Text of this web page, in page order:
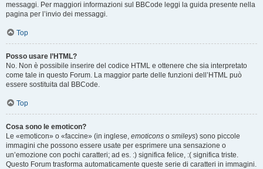
messaggi. Per maggiori informazioni sul BBCode leggi la guida presente nella
pagina per l’invio dei messaggi.
Top
Posso usare l’HTML?
No. Non è possibile inserire del codice HTML e ottenere che sia interpretato
come tale in questo Forum. La maggior parte delle funzioni dell’HTML può
essere sostituita dal BBCode.
Top
Cosa sono le emoticon?
Le «emoticon» o «faccine» (in inglese, emoticons o smileys) sono piccole
immagini che possono essere usate per esprimere una sensazione o
un’emozione con pochi caratteri; ad es. :) significa felice, :( significa triste.
Questo Forum trasforma automaticamente queste serie di caratteri in immagini.